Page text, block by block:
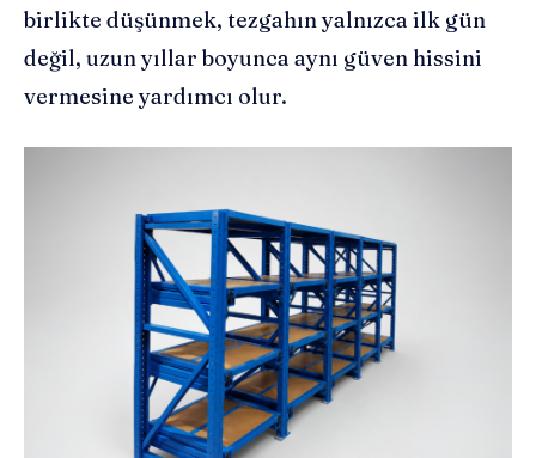
birlikte düşünmek, tezgahın yalnızca ilk gün
değil, uzun yıllar boyunca aynı güven hissini
vermesine yardımcı olur.